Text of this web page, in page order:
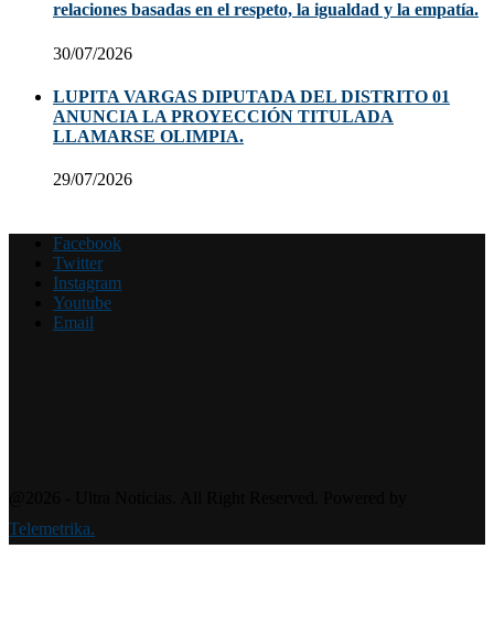
relaciones basadas en el respeto, la igualdad y la empatía.
30/07/2026
LUPITA VARGAS DIPUTADA DEL DISTRITO 01
ANUNCIA LA PROYECCIÓN TITULADA
LLAMARSE OLIMPIA.
29/07/2026
Facebook
Twitter
Instagram
Youtube
Email
Telemetrika.